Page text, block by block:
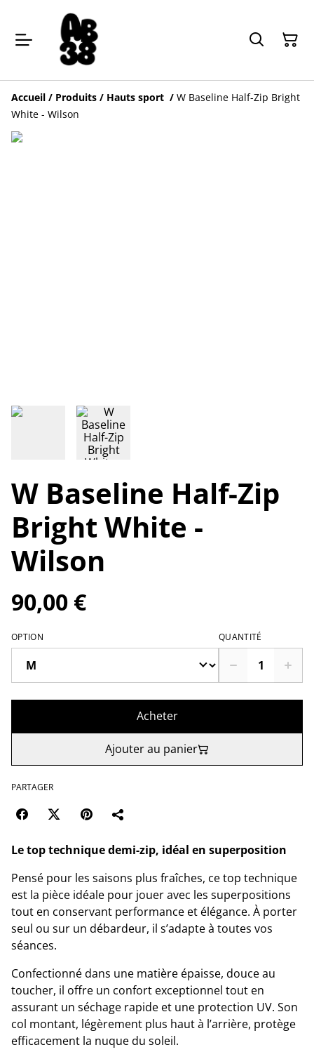
Accueil / Produits / Hauts sport / W Baseline Half-Zip Bright
White - Wilson
W Baseline Half-Zip
Bright White -
Wilson
90,00 €
OPTION QUANTITÉ
Acheter
Ajouter au panier
PARTAGER
Le top technique demi-zip, idéal en superposition
Pensé pour les saisons plus fraîches, ce top technique
est la pièce idéale pour jouer avec les superpositions
tout en conservant performance et élégance. À porter
seul ou sur un débardeur, il s’adapte à toutes vos
séances.
Confectionné dans une matière épaisse, douce au
toucher, il offre un confort exceptionnel tout en
assurant un séchage rapide et une protection UV. Son
col montant, légèrement plus haut à l’arrière, protège
efficacement la nuque du soleil.